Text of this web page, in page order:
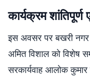
कार्यक्रम
इस अवसर पर बखरी
अमित विशाल को विशेष
सरकार्यवाह आलोक